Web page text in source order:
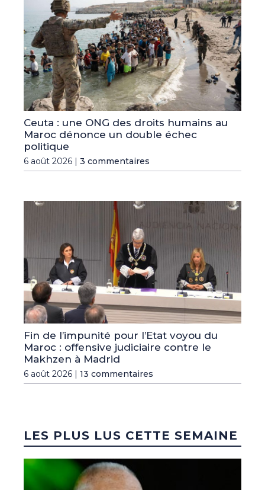
Ceuta : une ONG des droits humains au
Maroc dénonce un double échec
politique
6 août 2026 | 3 commentaires
Fin de l’impunité pour l’Etat voyou du
Maroc : offensive judiciaire contre le
Makhzen à Madrid
6 août 2026 | 13 commentaires
LES PLUS LUS CETTE SEMAINE